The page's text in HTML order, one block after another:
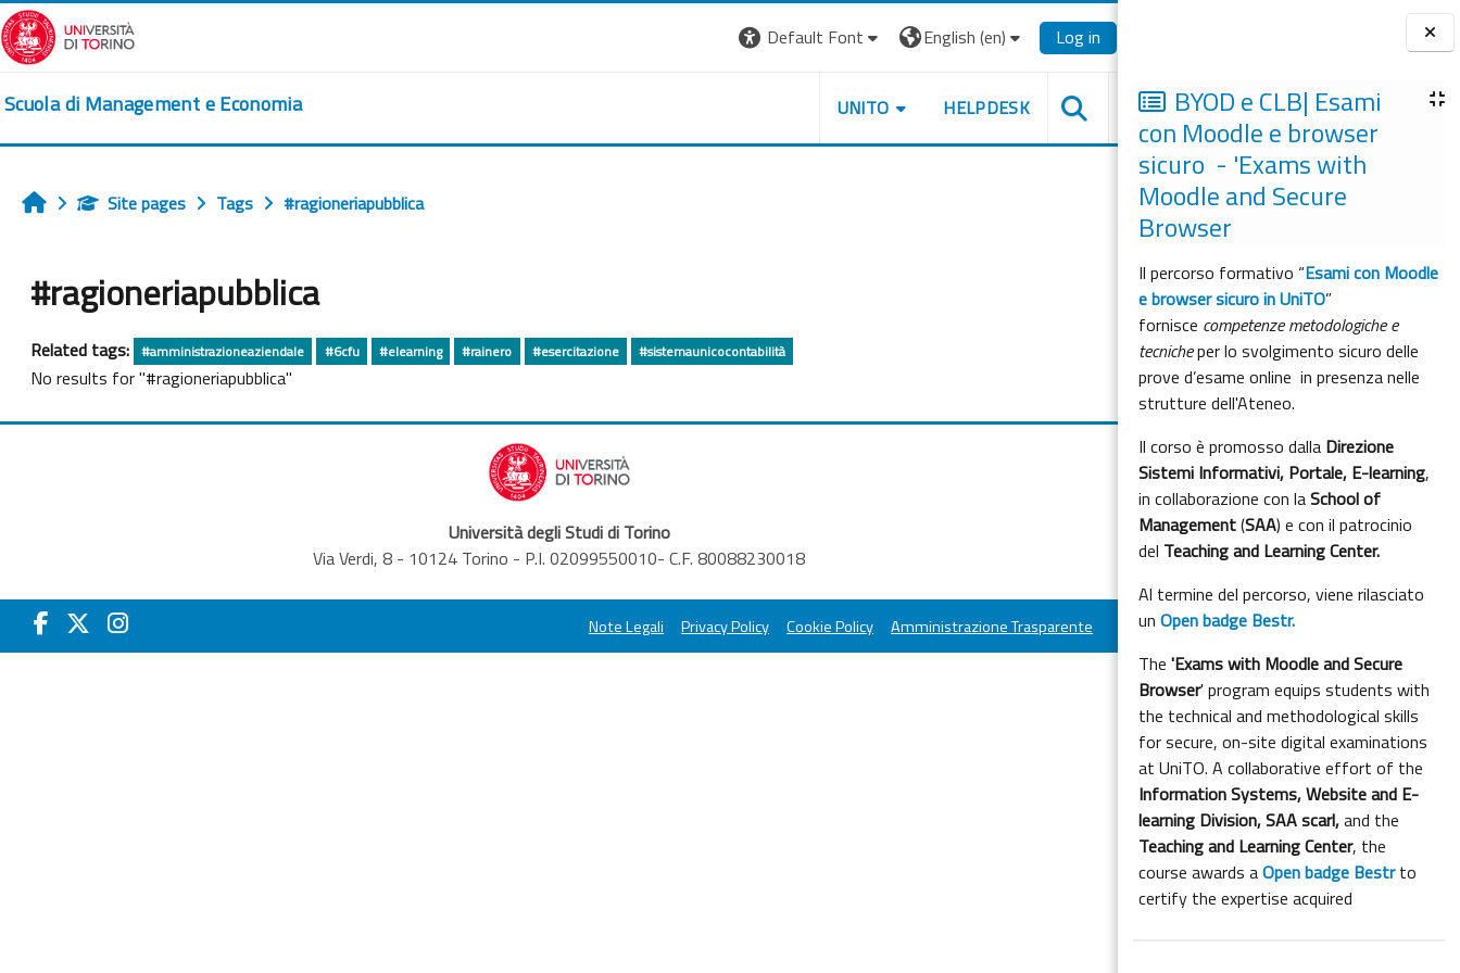
Skip to main content
BlocksBYOD e CLB| Esami
con Moodle e browser
sicuro - 'Exams with
Moodle and Secure
Browser
Il percorso formativo “Esami con Moodle
e browser sicuro in UniTO”
fornisce competenze metodologiche e
tecnicheper lo svolgimento sicuro delle
prove d’esame online in presenza nelle
strutture dell'Ateneo.
Il corso è promosso dalla Direzione
Sistemi Informativi, Portale, E-learning,
in collaborazione con laSchool of
Management(SAA) e con il patrocinio
del Teaching and Learning Center.
Al termine del percorso, viene rilasciato
unOpen badge Bestr.
The'Exams with Moodle and Secure
Browser' program equips students with
the technical and methodological skills
for secure, on-site digital examinations
at UniTO. A collaborative effort of the
Information Systems, Website and E-
learning Division,SAA scarl,and the
Teaching and Learning Center, the
course awards aOpen badge Bestrto
certify the expertise acquired
Default Font English ‎(en)‎ Log in
Scuola di Management e Economia UNITO HELPDESK
HomeSite pages Tags #ragioneriapubblica
#ragioneriapubblica
Related tags: #amministrazioneaziendale #6cfu #elearning #rainero #esercitazione #sistemaunicocontabilità
No results for "#ragioneriapubblica"
Università degli Studi di Torino
Via Verdi, 8 - 10124 Torino - P.I. 02099550010- C.F. 80088230018
Note Legali Privacy Policy Cookie Policy Amministrazione Trasparente